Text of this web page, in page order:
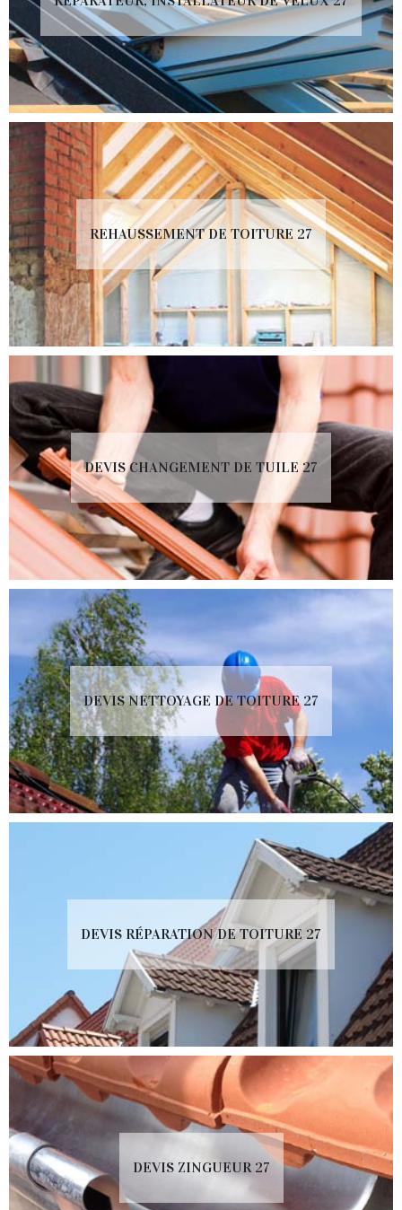
REHAUSSEMENT DE TOITURE 27
DEVIS CHANGEMENT DE TUILE 27
DEVIS NETTOYAGE DE TOITURE 27
DEVIS RÉPARATION DE TOITURE 27
DEVIS ZINGUEUR 27